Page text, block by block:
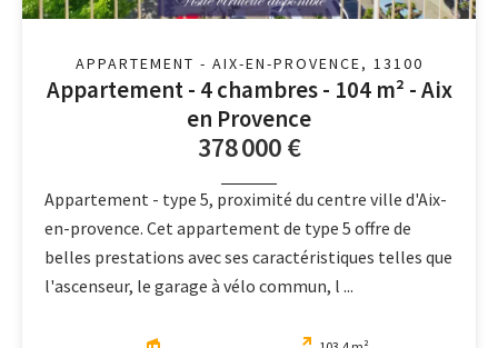
APPARTEMENT - AIX-EN-PROVENCE, 13100
Appartement - 4 chambres - 104 m² - Aix
en Provence
378 000 €
Appartement - type 5, proximité du centre ville d'Aix-
en-provence. Cet appartement de type 5 offre de
belles prestations avec ses caractéristiques telles que
l'ascenseur, le garage à vélo commun, l ...